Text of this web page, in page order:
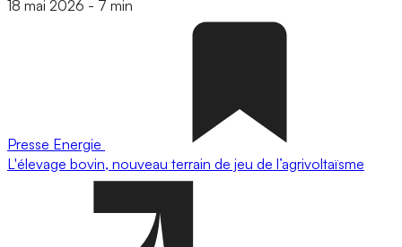
18 mai 2026 - 7 min
Presse Energie
L'élevage bovin, nouveau terrain de jeu de l’agrivoltaïsme